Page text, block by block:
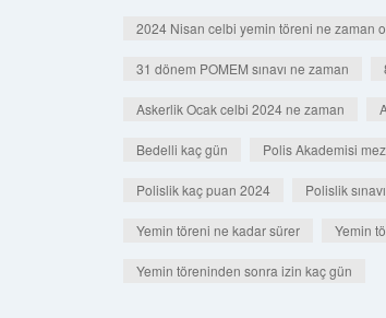
2024 Nisan celbi yemin töreni ne zaman
31 dönem POMEM sınavı ne zaman
Askerlik Ocak celbi 2024 ne zaman
Bedelli kaç gün Polis Akademisi
Polislik kaç puan 2024 Polislik
Yemin töreni ne kadar sürer Yemin
Yemin töreninden sonra izin kaç gün